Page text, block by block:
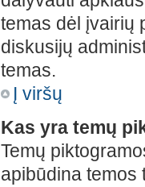
temas dėl įvairių
diskusijų
temas.
Į viršų
Kas yra temų
Temų
apibūdina temos